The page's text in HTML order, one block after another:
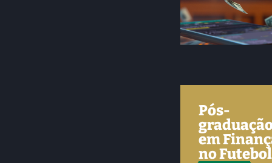
Pós-
em
no Futebol